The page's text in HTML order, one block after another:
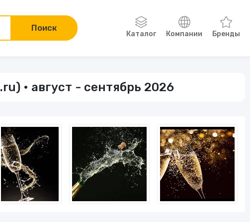
Каталог
Компьютеры и электроника
Онлайн-курсы
Хобби
Компании Бренды
Поиск
• август - сентябрь 2026